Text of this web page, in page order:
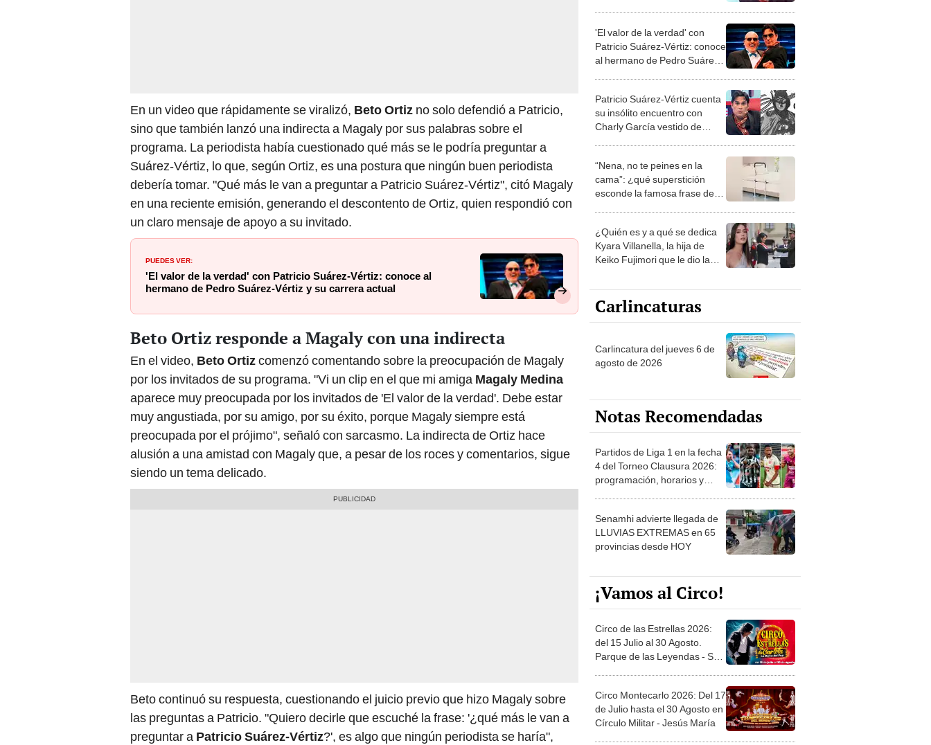
En un video que rápidamente se viralizó, Beto Ortiz no solo defendió a Patricio,
sino que también lanzó una indirecta a Magaly por sus palabras sobre el
programa. La periodista había cuestionado qué más se le podría preguntar a
Suárez-Vértiz, lo que, según Ortiz, es una postura que ningún buen periodista
debería tomar. "Qué más le van a preguntar a Patricio Suárez-Vértiz", citó Magaly
en una reciente emisión, generando el descontento de Ortiz, quien respondió con
un claro mensaje de apoyo a su invitado.
PUEDES VER:
'El valor de la verdad' con Patricio Suárez-Vértiz: conoce al
hermano de Pedro Suárez-Vértiz y su carrera actual
Beto Ortiz responde a Magaly con una indirecta
En el video, Beto Ortizcomenzó comentando sobre la preocupación de Magaly
por los invitados de su programa. "Vi un clip en el que mi amiga Magaly Medina
aparece muy preocupada por los invitados de 'El valor de la verdad'. Debe estar
muy angustiada, por su amigo, por su éxito, porque Magaly siempre está
preocupada por el prójimo", señaló con sarcasmo. La indirecta de Ortiz hace
alusión a una amistad con Magaly que, a pesar de los roces y comentarios, sigue
siendo un tema delicado.
Beto continuó su respuesta, cuestionando el juicio previo que hizo Magaly sobre
las preguntas a Patricio. "Quiero decirle que escuché la frase: '¿qué más le van a
preguntar a Patricio Suárez-Vértiz?', es algo que ningún periodista se haría",
'El valor de la verdad' con
Patricio Suárez-Vértiz: conoce
al hermano de Pedro Suárez-
Patricio Suárez-Vértiz cuenta
su insólito encuentro con
Charly García vestido de
“Nena, no te peines en la
cama”: ¿qué superstición
esconde la famosa frase de
¿Quién es y a qué se dedica
Kyara Villanella, la hija de
Keiko Fujimori que le dio la
Carlincaturas
Carlincatura del jueves 6 de
agosto de 2026
Notas Recomendadas
Partidos de Liga 1 en la fecha
4 del Torneo Clausura 2026:
programación, horarios y
Senamhi advierte llegada de
LLUVIAS EXTREMAS en 65
provincias desde HOY
¡Vamos al Circo!
Circo de las Estrellas 2026:
del 15 Julio al 30 Agosto.
Parque de las Leyendas - San
Circo Montecarlo 2026: Del 17
de Julio hasta el 30 Agosto en
Círculo Militar - Jesús María